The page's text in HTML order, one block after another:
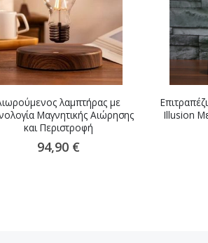
λαμπτήρας με
Μαγνητικής Αιώρησης
και Περιστροφή
94,90 €
Illusion